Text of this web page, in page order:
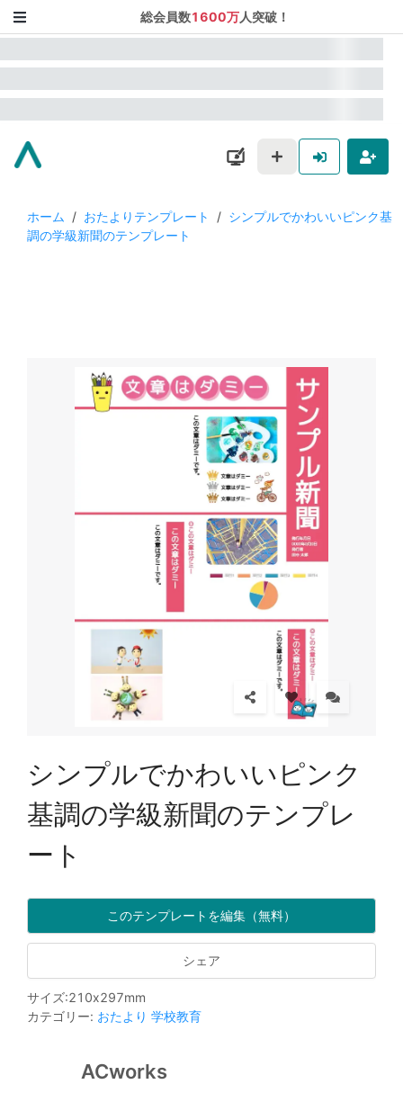
総会員数1600万人突破！
ホーム / おたよりテンプレート / シンプルでかわいいピンク基
調の学級新聞のテンプレート
シンプルでかわいいピンク
基調の学級新聞のテンプレ
ート
このテンプレートを編集（無料）
シェア
サイズ:210x297mm
カテゴリー: おたより 学校教育
ACworks